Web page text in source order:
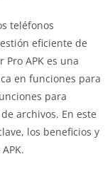
teléfonos
eficiente de
Pro APK es una
en funciones para
para
archivos. En este
los beneficios y